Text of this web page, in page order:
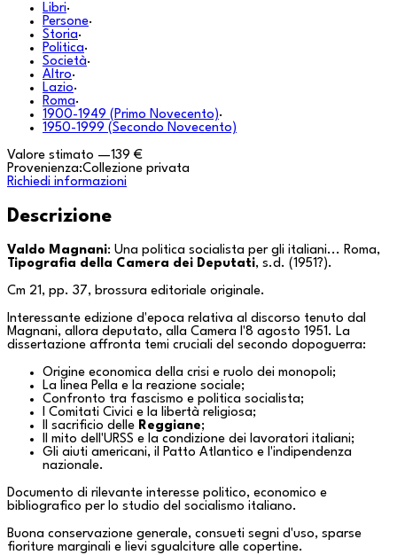
Libri·
Persone·
Storia·
Politica·
Società·
Altro·
Lazio·
Roma·
1900-1949 (Primo Novecento)·
1950-1999 (Secondo Novecento)
Valore stimato —139 €
Provenienza:Collezione privata
Richiedi informazioni
Descrizione
Valdo Magnani: Una politica socialista per gli italiani... Roma,
Tipografia della Camera dei Deputati, s.d. (1951?).
Cm 21, pp. 37, brossura editoriale originale.
Interessante edizione d'epoca relativa al discorso tenuto dal
Magnani, allora deputato, alla Camera l'8 agosto 1951. La
dissertazione affronta temi cruciali del secondo dopoguerra:
Origine economica della crisi e ruolo dei monopoli;
La linea Pella e la reazione sociale;
Confronto tra fascismo e politica socialista;
I Comitati Civici e la libertà religiosa;
Il sacrificio delle Reggiane;
Il mito dell'URSS e la condizione dei lavoratori italiani;
Gli aiuti americani, il Patto Atlantico e l'indipendenza
nazionale.
Documento di rilevante interesse politico, economico e
bibliografico per lo studio del socialismo italiano.
Buona conservazione generale, consueti segni d'uso, sparse
fioriture marginali e lievi sgualciture alle copertine.